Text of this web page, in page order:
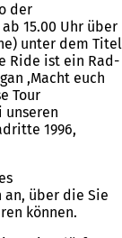
der
15.00 Uhr über
unter dem Titel
Ride ist ein Rad-
,Macht euch
Tour
unseren
1996,
über die Sie
können.